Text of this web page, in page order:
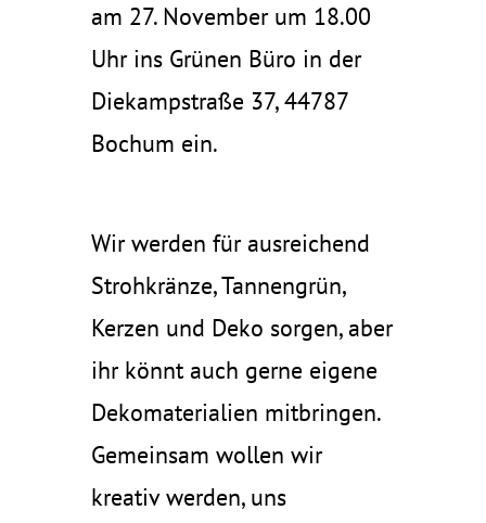
am 27. November um 18.00
Uhr ins Grünen Büro in der
Diekampstraße 37, 44787
Bochum ein.
Wir werden für ausreichend
Strohkränze, Tannengrün,
Kerzen und Deko sorgen, aber
ihr könnt auch gerne eigene
Dekomaterialien mitbringen.
Gemeinsam wollen wir
kreativ werden, uns